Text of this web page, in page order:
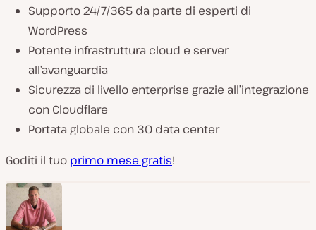
Supporto 24/7/365 da parte di esperti di
WordPress
Potente infrastruttura cloud e server
all’avanguardia
Sicurezza di livello enterprise grazie all’integrazione
con Cloudflare
Portata globale con 30 data center
Goditi il tuo primo mese gratis!